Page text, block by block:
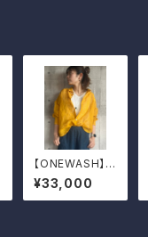
【ONEWASH】シ
ョートBIGシャツ
¥33,000